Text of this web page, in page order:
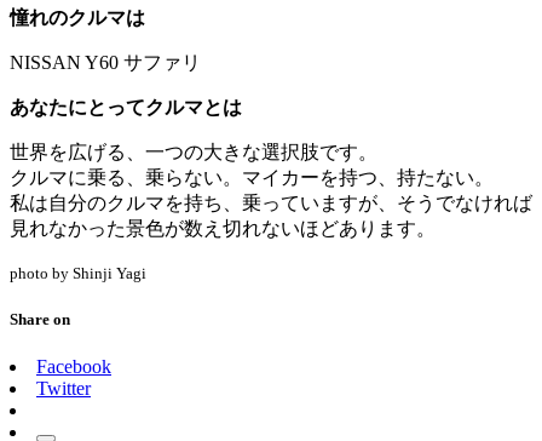
憧れのクルマは
NISSAN Y60 サファリ
あなたにとってクルマとは
世界を広げる、一つの大きな選択肢です。
クルマに乗る、乗らない。マイカーを持つ、持たない。
私は自分のクルマを持ち、乗っていますが、そうでなければ
見れなかった景色が数え切れないほどあります。
photo by Shinji Yagi
Share on
Facebook
Twitter